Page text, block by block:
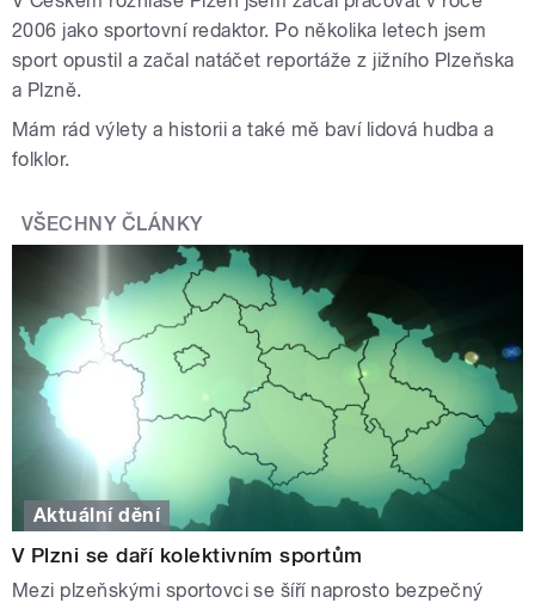
2006 jako sportovní redaktor. Po několika letech jsem
sport opustil a začal natáčet reportáže z jižního Plzeňska
a Plzně.
Mám rád výlety a historii a také mě baví lidová hudba a
folklor.
VŠECHNY ČLÁNKY
Aktuální dění
V Plzni se daří kolektivním sportům
Mezi plzeňskými sportovci se šíří naprosto bezpečný